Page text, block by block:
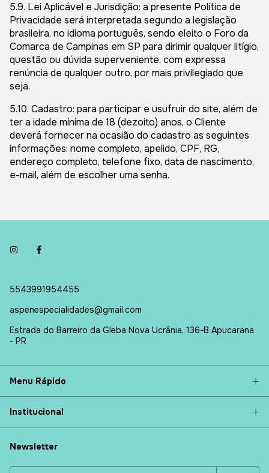
5.9. Lei Aplicável e Jurisdição: a presente Política de
Privacidade será interpretada segundo a legislação
brasileira, no idioma português, sendo eleito o Foro da
Comarca de Campinas em SP para dirimir qualquer litígio,
questão ou dúvida superveniente, com expressa
renúncia de qualquer outro, por mais privilegiado que
seja.
5.10. Cadastro: para participar e usufruir do site, além de
ter a idade mínima de 18 (dezoito) anos, o Cliente
deverá fornecer na ocasião do cadastro as seguintes
informações: nome completo, apelido, CPF, RG,
endereço completo, telefone fixo, data de nascimento,
e-mail, além de escolher uma senha.
5543991954455
aspenespecialidades@gmail.com
Estrada do Barreiro da Gleba Nova Ucrânia, 136-B Apucarana
- PR
Menu Rápido
Institucional
Newsletter